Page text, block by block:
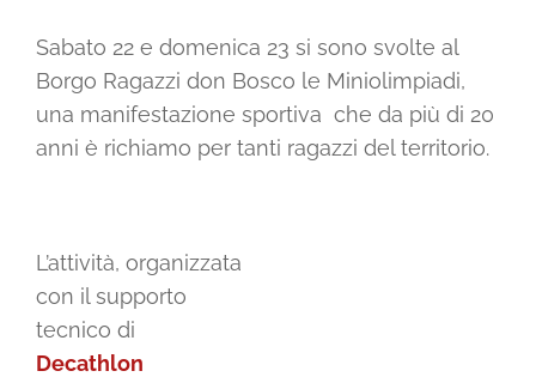
Officina Solidale
Sabato 22 e domenica 23 si sono svolte al
Borgo Ragazzi don Bosco le Miniolimpiadi,
una manifestazione sportiva che da più di 20
anni è richiamo per tanti ragazzi del territorio.
L’attività, organizzata
con il supporto
tecnico di
Decathlon